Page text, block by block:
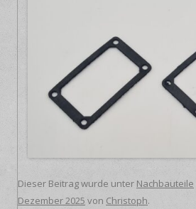
Dieser Beitrag wurde unter Nachbauteile
Dezember 2025 von Christoph.